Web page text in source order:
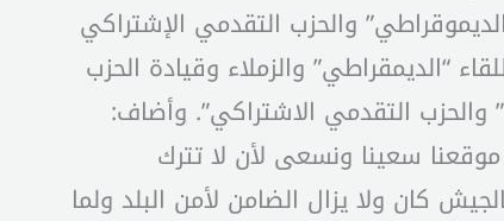
والحزب التقدمي الإشتراكي
“الديمقراطي” والزملاء وقيادة الحزب
والحزب التقدمي الاشتراكي”. وأضاف:
سعينا ونسعى لأن لا تترك
كان ولا يزال الضامن لأمن البلد ولما